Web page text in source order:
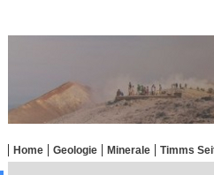
Home Geologie Minerale Timms